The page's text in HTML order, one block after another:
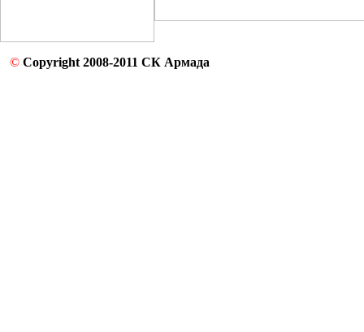
© Copyright 2008-2011 СК Армада